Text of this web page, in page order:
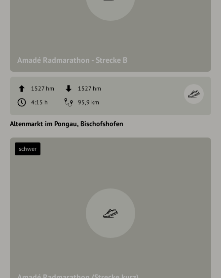
Amadé Radmarathon - Strecke B
1527 hm
1527 hm
4:15 h
95,9 km
Altenmarkt im Pongau Bischofshofen
schwer